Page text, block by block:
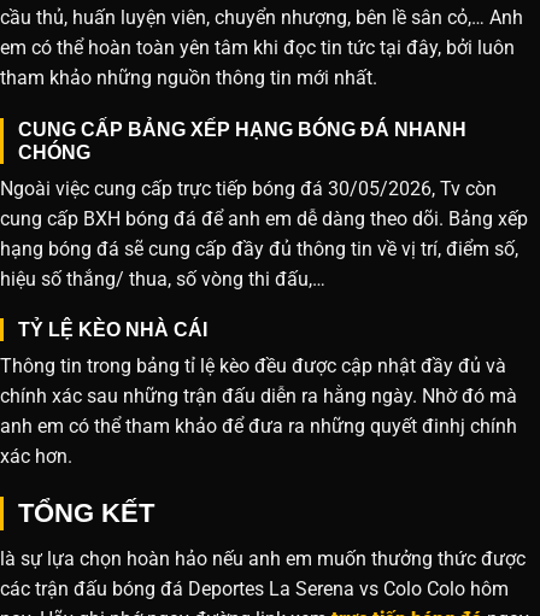
cầu thủ, huấn luyện viên, chuyển nhượng, bên lề sân cỏ,… Anh
em có thể hoàn toàn yên tâm khi đọc tin tức tại đây, bởi luôn
tham khảo những nguồn thông tin mới nhất.
CUNG CẤP BẢNG XẾP HẠNG BÓNG ĐÁ NHANH
CHÓNG
Ngoài việc cung cấp trực tiếp bóng đá 30/05/2026, Tv còn
cung cấp BXH bóng đá để anh em dễ dàng theo dõi. Bảng xếp
hạng bóng đá sẽ cung cấp đầy đủ thông tin về vị trí, điểm số,
hiệu số thắng/ thua, số vòng thi đấu,…
TỶ LỆ KÈO NHÀ CÁI
Thông tin trong bảng tỉ lệ kèo đều được cập nhật đầy đủ và
chính xác sau những trận đấu diễn ra hằng ngày. Nhờ đó mà
anh em có thể tham khảo để đưa ra những quyết đinhj chính
xác hơn.
TỔNG KẾT
là sự lựa chọn hoàn hảo nếu anh em muốn thưởng thức được
các trận đấu bóng đá Deportes La Serena vs Colo Colo hôm